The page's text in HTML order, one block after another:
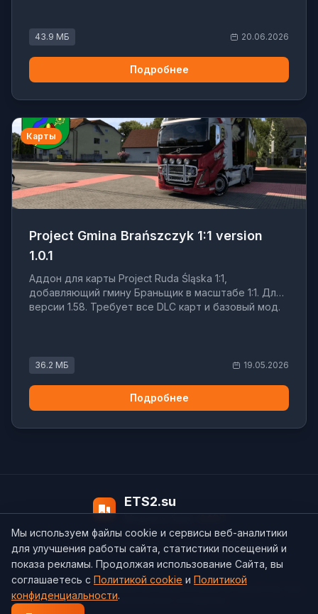
43.9 МБ 20.06.2026
Подробнее
Карты
Project Gmina Brańszczyk 1:1 version
1.0.1
Аддон для карты Project Ruda Śląska 1:1,
добавляющий гмину Браньщик в масштабе 1:1. Для
версии 1.58. Требует все DLC карт и базовый мод.
36.2 МБ 19.05.2026
Подробнее
ETS2.su
О нас Контакты support@ets2.su
Политика конфиденциальности
Пользовательское соглашение
Мы используем файлы cookie и сервисы веб-аналитики
для улучшения работы сайта, статистики посещений и
показа рекламы. Продолжая использование Сайта, вы
соглашаетесь с Политикой cookie и Политикой
конфиденциальности.